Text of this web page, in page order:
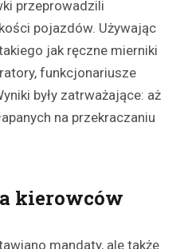
przeprowadzili
pojazdów. Używając
jak ręczne mierniki
funkcjonariusze
były zatrważające: aż
na przekraczaniu
kierowców
mandaty, ale także